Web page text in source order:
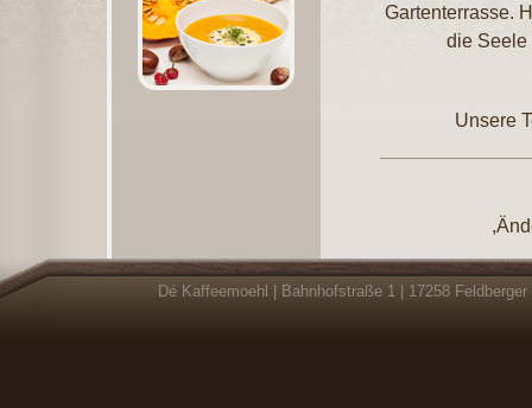
Gartenterrasse.
die Seele
Unsere
Dé Kaffeemoehl | Bahnhofstraße 1 | 17258